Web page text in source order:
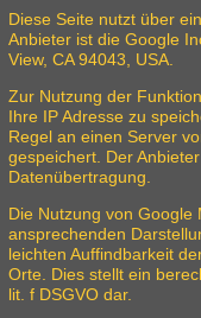
Diese Seite nutzt über
Anbieter ist die Google
View, CA 94043, USA.
Zur Nutzung der
Ihre IP Adresse zu
Regel an einen Server
gespeichert. Der
Datenübertragung.
Die Nutzung von
ansprechenden
leichten Auffindbarkeit
Orte. Dies stellt ein
lit. f DSGVO dar.